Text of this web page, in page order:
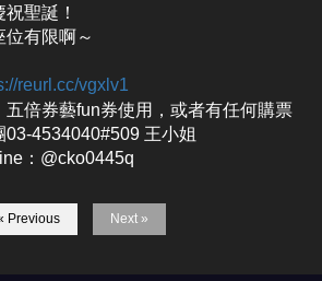
聖誕！
位有限啊～
reurl.cc/vgxlv1
五倍券藝fun券使用，或者有任何購票
03-4534040#509 王小姐
：@cko0445q
Previous Next »